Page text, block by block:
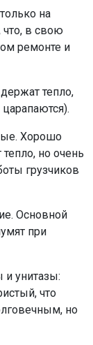
на
что, в свою
ремонте и
тепло,
Хорошо
но очень
грузчиков
Основной
при
унитазы:
что
но